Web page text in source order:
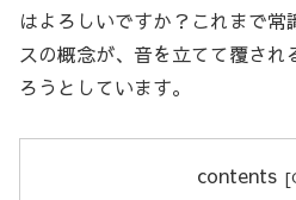
はよろしいですか？これまで
スの概念が、音を立てて覆され
ろうとしています。
contents